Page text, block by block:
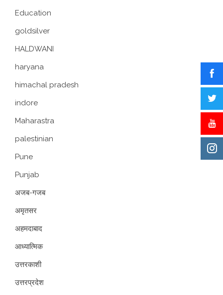
Education
goldsilver
HALDWANI
haryana
himachal pradesh
indore
Maharastra
palestinian
Pune
Punjab
अजब-गजब
अमृतसर
अहमदाबाद
आध्यात्मिक
उत्तरकाशी
उत्तरप्रदेश